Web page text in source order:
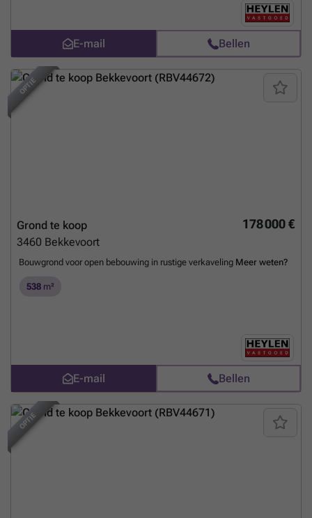
E-mail Bellen
OPTIE
178 000 €
Grond te koop
3460 Bekkevoort
Bouwgrond voor open bebouwing in rustige verkaveling Meer weten?
538 m²
E-mail Bellen
OPTIE